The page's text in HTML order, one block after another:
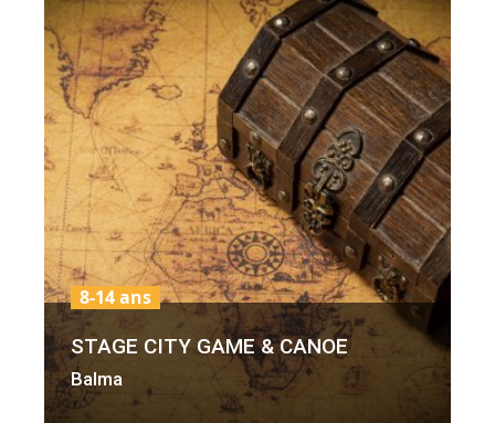
STAGE CITY GAME & CANOE
Balma
8-14 ans